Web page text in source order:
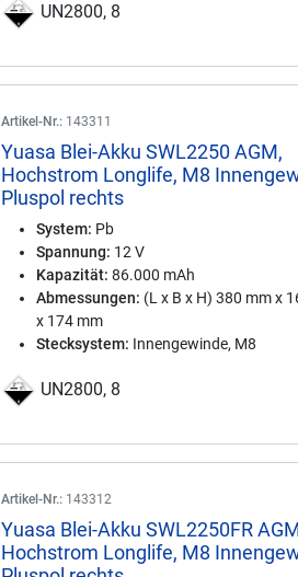
UN2800, 8
Artikel-Nr.: 143311
Yuasa Blei-Akku SWL2250 AGM,
Hochstrom Longlife, M8
Pluspol rechts
System: Pb
Spannung: 12 V
Kapazität: 86.000 mAh
Abmessungen: (L x B x H) 380 mm x
x 174 mm
Stecksystem: Innengewinde, M8
UN2800, 8
Artikel-Nr.: 143312
Yuasa Blei-Akku SWL2250FR
Hochstrom Longlife, M8